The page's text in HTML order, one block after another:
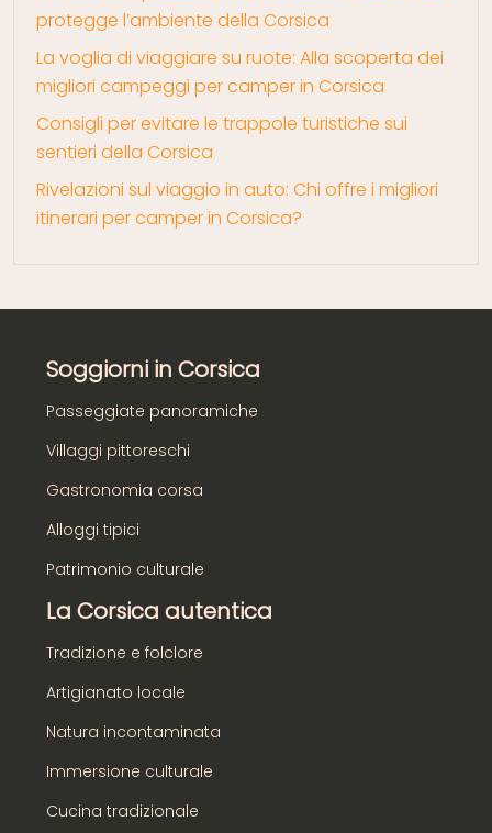
protegge l’ambiente della Corsica
La voglia di viaggiare su ruote: Alla scoperta dei
migliori campeggi per camper in Corsica
Consigli per evitare le trappole turistiche sui
sentieri della Corsica
Rivelazioni sul viaggio in auto: Chi offre i migliori
itinerari per camper in Corsica?
Soggiorni in Corsica
Passeggiate panoramiche
Villaggi pittoreschi
Gastronomia corsa
Alloggi tipici
Patrimonio culturale
La Corsica autentica
Tradizione e folclore
Artigianato locale
Natura incontaminata
Immersione culturale
Cucina tradizionale